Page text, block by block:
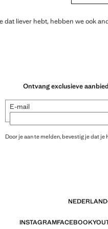
dat liever hebt, hebben we ook
Ontvang exclusieve
E-mail
Door je aan te melden, bevestig je dat je
NEDERLAND
INSTAGRAMFACEBOOK